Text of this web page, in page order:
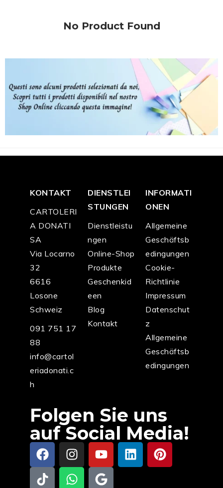
No Product Found
KONTAKT
CARTOLERI
A DONATI
SA
Via Locarno
32
6616
Losone
Schweiz
091 751 17
88
info@cartol
eriadonati.c
h
DIENSTLEI
STUNGEN
Dienstleistu
ngen
Online-Shop
Produkte
Geschenkid
een
Blog
Kontakt
INFORMATI
ONEN
Allgemeine
Geschäftsb
edingungen
Cookie-
Richtlinie
Impressum
Datenschut
z
Allgemeine
Geschäftsb
edingungen
Folgen Sie uns
auf Social Media!